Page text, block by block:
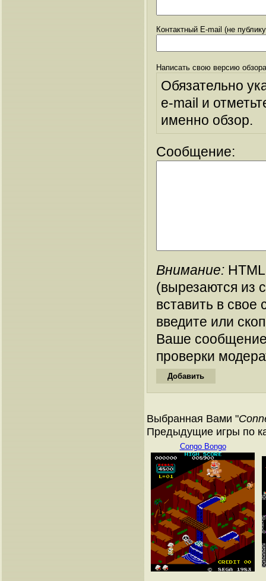
Контактный E-mail (не
Написать свою версию
Обязательно
e-mail и
именно обзор.
Сообщение:
Внимание:
(вырезаются из
вставить в
введите или
Ваше
проверки
Выбранная Вами "
Предыдущие игры по
Congo Bongo